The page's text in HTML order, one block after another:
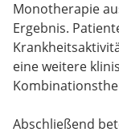
Monotherapie
Ergebnis.
eine weitere
Abschließend